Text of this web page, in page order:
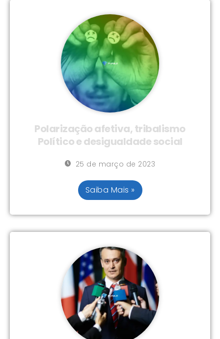
Polarização afetiva, tribalismo
Político e desigualdade social
25 de março de 2023
Saiba Mais »